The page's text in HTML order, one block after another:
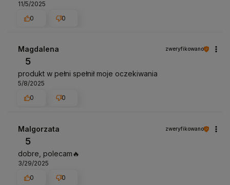
11/5/2025
0
0
Magdalena zweryfikowano
5
produkt w pełni spełnił moje oczekiwania
5/8/2025
0
0
Malgorzata zweryfikowano
5
dobre, polecam🔥
3/29/2025
0
0